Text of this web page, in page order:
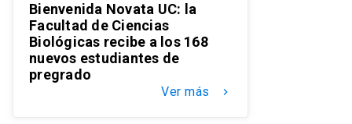
Bienvenida Novata UC: la
Facultad de Ciencias
Biológicas recibe a los 168
nuevos estudiantes de
pregrado
Ver más keyboard_arrow_right